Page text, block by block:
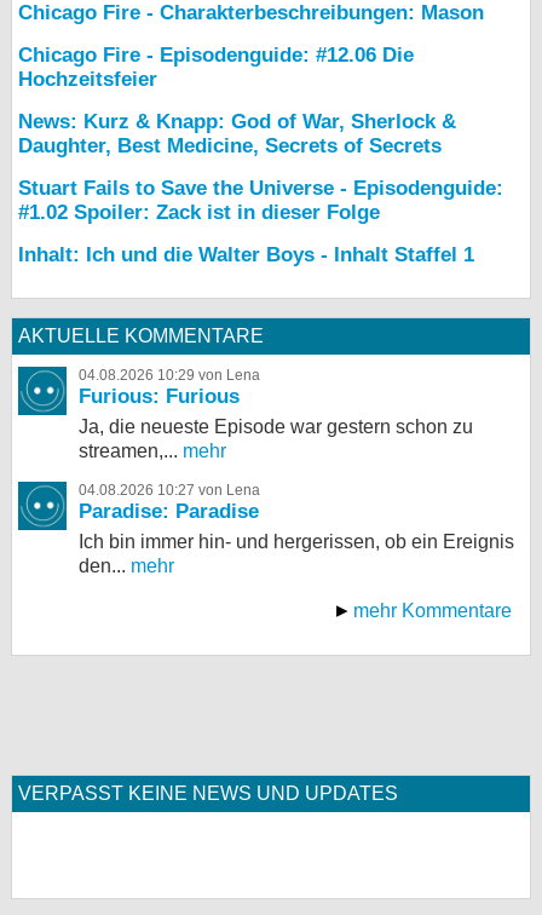
Chicago Fire - Charakterbeschreibungen: Mason
Chicago Fire - Episodenguide: #12.06 Die
Hochzeitsfeier
News: Kurz & Knapp: God of War, Sherlock &
Daughter, Best Medicine, Secrets of Secrets
Stuart Fails to Save the Universe - Episodenguide:
#1.02 Spoiler: Zack ist in dieser Folge
Inhalt: Ich und die Walter Boys - Inhalt Staffel 1
AKTUELLE KOMMENTARE
04.08.2026 10:29 von Lena
Furious: Furious
Ja, die neueste Episode war gestern schon zu
streamen,... mehr
04.08.2026 10:27 von Lena
Paradise: Paradise
Ich bin immer hin- und hergerissen, ob ein Ereignis
den... mehr
mehr Kommentare
VERPASST KEINE NEWS UND UPDATES